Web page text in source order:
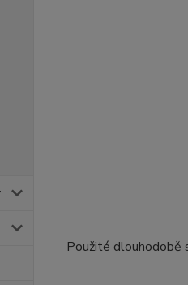
Použité dlouhodobě